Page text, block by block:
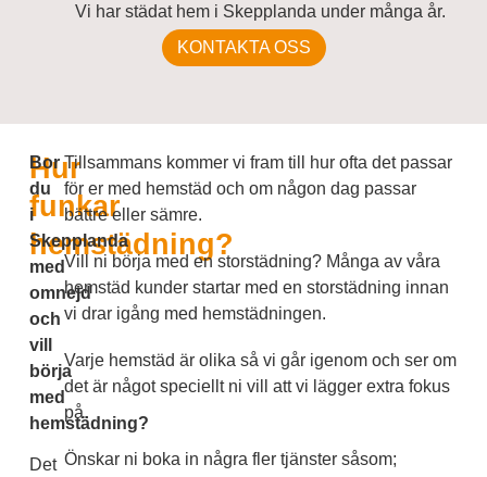
Vi har städat hem i Skepplanda under många år.
KONTAKTA OSS
Hur
funkar
hemstädning?
Bor
du
i
Skepplanda
med
omnejd
och
vill
börja
med
hemstädning?
Det
Tillsammans kommer vi fram till hur ofta det passar
för er med hemstäd och om någon dag passar
bättre eller sämre.
Vill ni börja med en storstädning? Många av våra
hemstäd kunder startar med en storstädning innan
vi drar igång med hemstädningen.
Varje hemstäd är olika så vi går igenom och ser om
det är något speciellt ni vill att vi lägger extra fokus
på.
Önskar ni boka in några fler tjänster såsom;